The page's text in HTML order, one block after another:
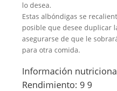
lo desea.
Estas albóndigas se
posible que desee duplicar
asegurarse de que le
para otra comida.
Información
Rendimiento: 9 9